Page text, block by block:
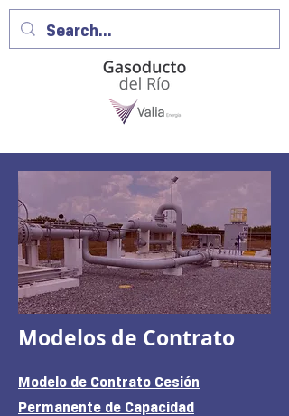
Modelos de Contrato
Modelo de Contrato Cesión
Permanente de Capacidad